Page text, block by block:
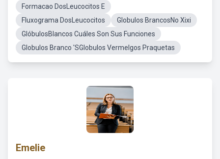
Formacao DosLeucocitos E
Fluxograma DosLeucocitos
Globulos BrancosNo Xixi
GlóbulosBlancos Cuáles Son Sus Funciones
Globulos Branco 'SGlobulos Vermelgos Praquetas
Emelie